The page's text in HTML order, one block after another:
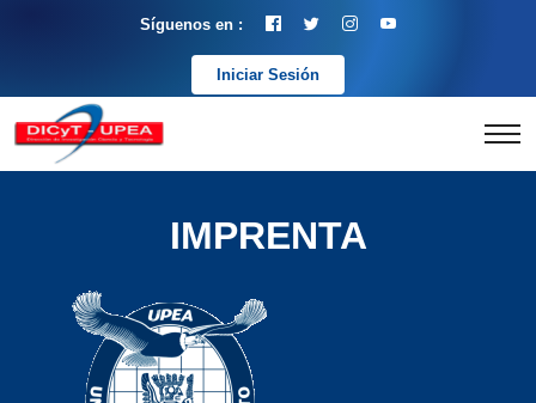
Síguenos en :
Iniciar Sesión
IMPRENTA